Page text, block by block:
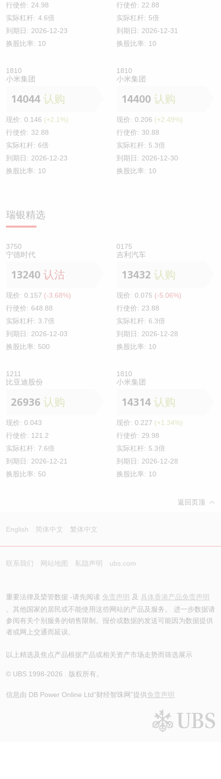
行使价: 24.98
实际杠杆: 4.6倍
到期日: 2026-12-23
换股比率: 10
行使价: 22.88
实际杠杆: 5倍
到期日: 2026-12-31
换股比率: 10
1810
小米集团
14044 认购
现价: 0.146 (+2.1%)
行使价: 32.88
实际杠杆: 6倍
到期日: 2026-12-23
换股比率: 10
1810
小米集团
14400 认购
现价: 0.206 (+2.49%)
行使价: 30.88
实际杠杆: 5.3倍
到期日: 2026-12-30
换股比率: 10
瑞银精选
3750
宁德时代
13240 认沽
现价: 0.157 (-3.68%)
行使价: 648.88
实际杠杆: 3.7倍
到期日: 2026-12-03
换股比率: 500
0175
吉利汽车
13432 认购
现价: 0.075 (-5.06%)
行使价: 23.88
实际杠杆: 6.3倍
到期日: 2026-12-28
换股比率: 10
1211
比亚迪股份
26936 认购
现价: 0.043
行使价: 121.2
实际杠杆: 7.6倍
到期日: 2026-12-21
换股比率: 50
1810
小米集团
14314 认购
现价: 0.227 (+1.34%)
行使价: 29.98
实际杠杆: 5.3倍
到期日: 2026-12-28
换股比率: 10
返回页顶
English 简体中文 繁体中文
联系我们 网站地图 私隐声明 ubs.com
重要法律及槼管数据 -请先阅读 免责声明 及 具体香港产品免责声明
。其他国家的居民或不能使用这些网站的产品及服务。 进一步数据请
参阅有关个别服务的销售限制。报价或数据的发送可能因为数据提供
者或网上交通而延误。
以上精选及焦点产品根据产品或相关资产市场走势而筛选展示
© UBS 1998-2026 . 版权所有。
信息由 DB Power Online Ltd“财经智珠网”提供免责声明